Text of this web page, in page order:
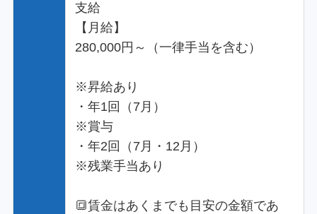
支給
【月給】
280,000円～（一律手当を含む）
※昇給あり
・年1回（7月）
※賞与
・年2回（7月・12月）
※残業手当あり
🔳賃金はあくまでも目安の金額であ